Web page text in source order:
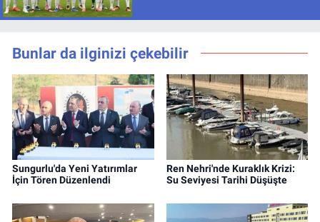
Bunlar da ilginizi çekebilir
Sungurlu'da Yeni Yatırımlar
İçin Tören Düzenlendi
Ren Nehri'nde Kuraklık Krizi:
Su Seviyesi Tarihi Düşüşte